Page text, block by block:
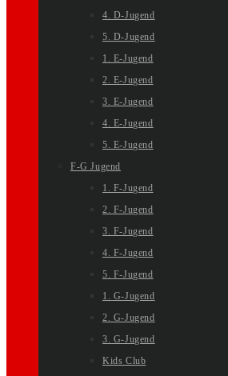
4. D-Jugend
5. D-Jugend
1. E-Jugend
2. E-Jugend
3. E-Jugend
4. E-Jugend
5. E-Jugend
F-G Jugend
1. F-Jugend
2. F-Jugend
3. F-Jugend
4. F-Jugend
5. F-Jugend
1. G-Jugend
2. G-Jugend
3. G-Jugend
Kids Club